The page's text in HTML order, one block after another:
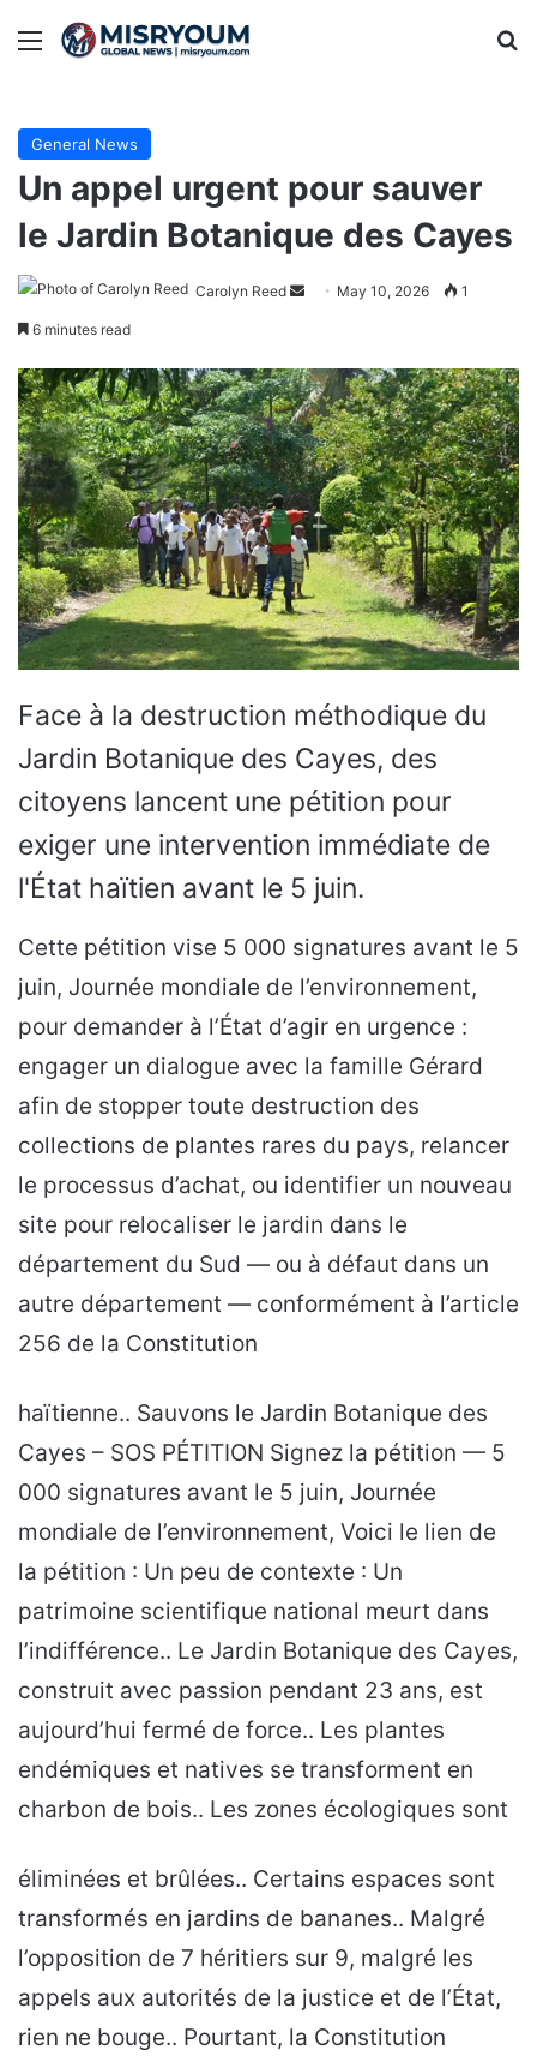
Menu
General News
Un appel urgent pour sauver
le Jardin Botanique des Cayes
Carolyn Reed
Send May 10, 2026 1
6 minutes read
Face à la destruction méthodique du
Jardin Botanique des Cayes, des
citoyens lancent une pétition pour
exiger une intervention immédiate de
l'État haïtien avant le 5 juin.
Cette pétition vise 5 000 signatures avant le 5
juin, Journée mondiale de l’environnement,
pour demander à l’État d’agir en urgence :
engager un dialogue avec la famille Gérard
afin de stopper toute destruction des
collections de plantes rares du pays, relancer
le processus d’achat, ou identifier un nouveau
site pour relocaliser le jardin dans le
département du Sud — ou à défaut dans un
autre département — conformément à l’article
256 de la Constitution
haïtienne.. Sauvons le Jardin Botanique des
Cayes – SOS PÉTITION Signez la pétition — 5
000 signatures avant le 5 juin, Journée
mondiale de l’environnement, Voici le lien de
la pétition : Un peu de contexte : Un
patrimoine scientifique national meurt dans
l’indifférence.. Le Jardin Botanique des Cayes,
construit avec passion pendant 23 ans, est
aujourd’hui fermé de force.. Les plantes
endémiques et natives se transforment en
charbon de bois.. Les zones écologiques sont
éliminées et brûlées.. Certains espaces sont
transformés en jardins de bananes.. Malgré
l’opposition de 7 héritiers sur 9, malgré les
appels aux autorités de la justice et de l’État,
rien ne bouge.. Pourtant, la Constitution